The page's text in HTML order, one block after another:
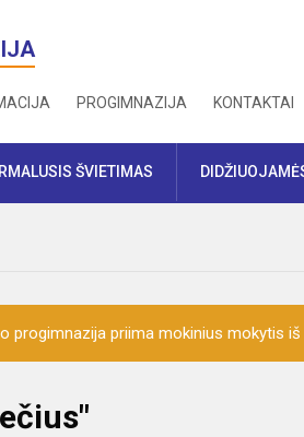
PROGIMNAZIJA KONTAKTAI
ŠVIETIMAS
progimnazija priima mokinius mokytis